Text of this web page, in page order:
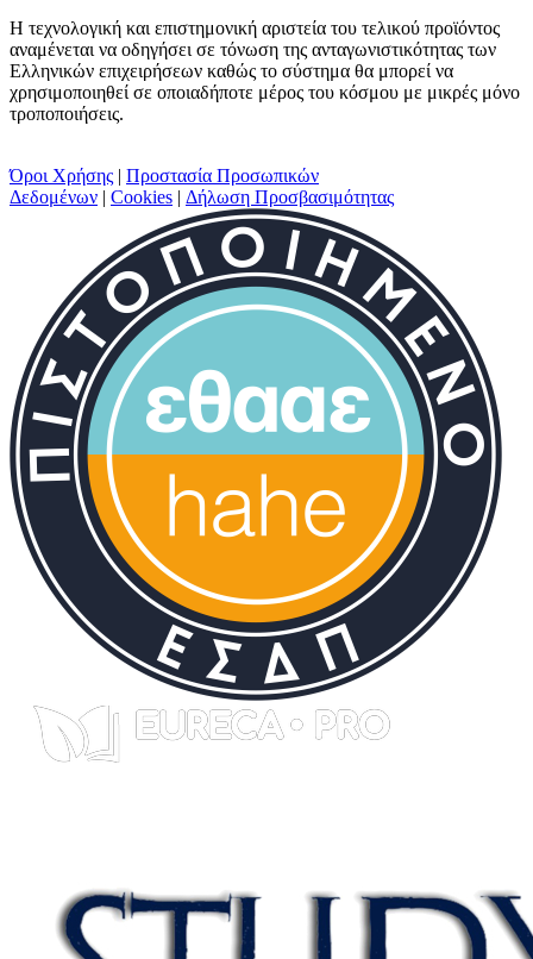
Η τεχνολογική και επιστημονική αριστεία του τελικού προϊόντος
αναμένεται να οδηγήσει σε τόνωση της ανταγωνιστικότητας των
Ελληνικών επιχειρήσεων καθώς το σύστημα θα μπορεί να
χρησιμοποιηθεί σε οποιαδήποτε μέρος του κόσμου με μικρές μόνο
τροποποιήσεις.
Όροι Χρήσης | Προστασία Προσωπικών
Δεδομένων | Cookies | Δήλωση Προσβασιμότητας